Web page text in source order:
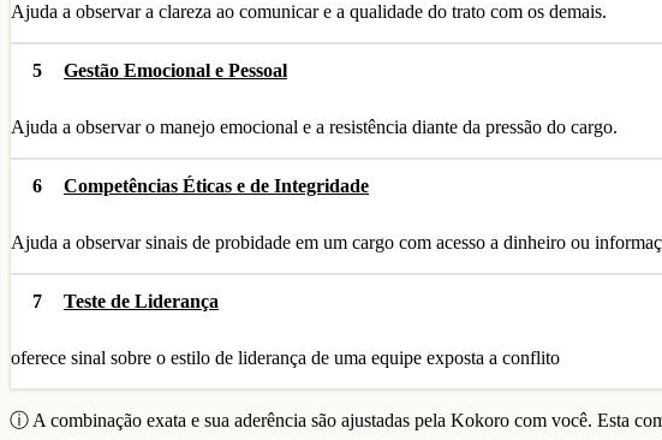
Ajuda a observar a clareza ao comunicar e a qualidade do trato com os demais.
5 Gestão Emocional e Pessoal
Ajuda a observar o manejo emocional e a resistência diante da pressão do cargo.
6 Competências Éticas e de Integridade
Ajuda a observar sinais de probidade em um cargo com acesso a dinheiro ou
7 Teste de Liderança
oferece sinal sobre o estilo de liderança de uma equipe exposta a conflito
ⓘ A combinação exata e sua aderência são ajustadas pela Kokoro com você. Esta